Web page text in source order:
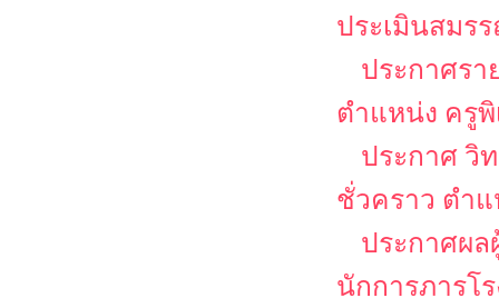
ประเมินสมร
ประกาศรา
ตำแหน่ง ครูพิ
ประกาศ วิ
ชั่วคราว ตำ
ประกาศผ
นักการภารโร